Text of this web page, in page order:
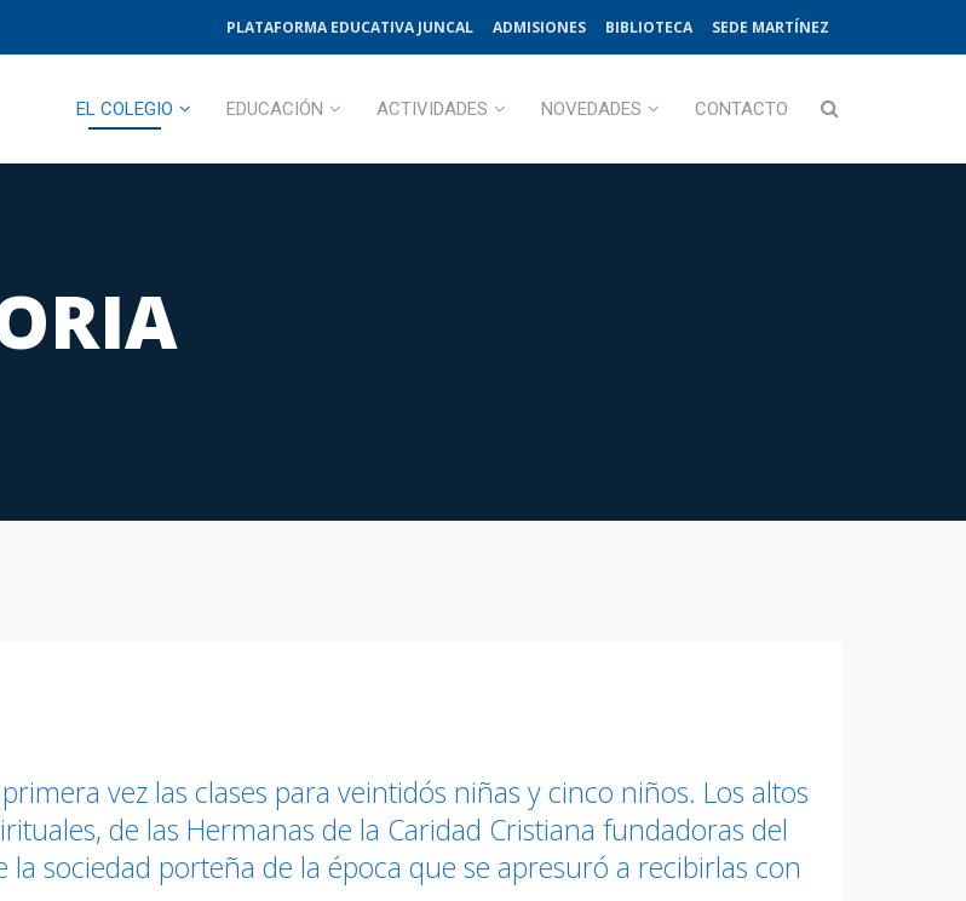
PLATAFORMA EDUCATIVA JUNCAL ADMISIONES BIBLIOTECA SEDE MARTÍNEZ
EL COLEGIO EDUCACIÓN ACTIVIDADES NOVEDADES CONTACTO
vez las clases para veintidós niñas y cinco niños. Los altos
de las Hermanas de la Caridad Cristiana fundadoras del
sociedad porteña de la época que se apresuró a recibirlas con